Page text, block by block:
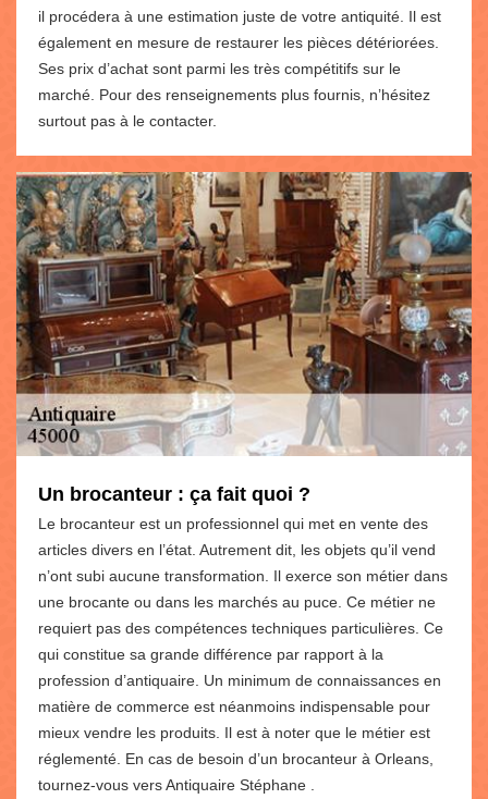
il procédera à une estimation juste de votre antiquité. Il est
également en mesure de restaurer les pièces détériorées.
Ses prix d’achat sont parmi les très compétitifs sur le
marché. Pour des renseignements plus fournis, n’hésitez
surtout pas à le contacter.
Un brocanteur : ça fait quoi ?
Le brocanteur est un professionnel qui met en vente des
articles divers en l’état. Autrement dit, les objets qu’il vend
n’ont subi aucune transformation. Il exerce son métier dans
une brocante ou dans les marchés au puce. Ce métier ne
requiert pas des compétences techniques particulières. Ce
qui constitue sa grande différence par rapport à la
profession d’antiquaire. Un minimum de connaissances en
matière de commerce est néanmoins indispensable pour
mieux vendre les produits. Il est à noter que le métier est
réglementé. En cas de besoin d’un brocanteur à Orleans,
tournez-vous vers Antiquaire Stéphane .